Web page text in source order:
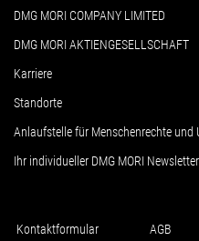
DMG MORI COMPANY LIMITED
DMG MORI AKTIENGESELLSCHAFT
Karriere
Standorte
Anlaufstelle für Menschenrechte und
Ihr individueller DMG MORI Newsletter
Kontaktformular AGB